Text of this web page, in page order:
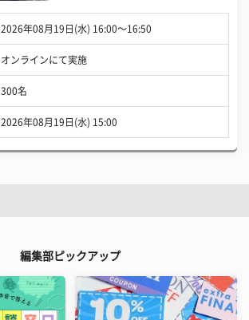
2026年08月19日(水) 16:00〜16:50
オンラインにて実施
300名
2026年08月19日(水) 15:00
編集部ピックアップ